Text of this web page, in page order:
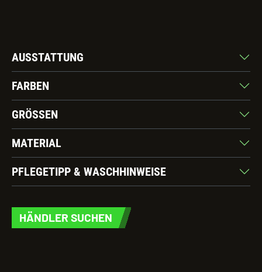
AUSSTATTUNG
FARBEN
GRÖSSEN
MATERIAL
PFLEGETIPP & WASCHHINWEISE
HÄNDLER SUCHEN